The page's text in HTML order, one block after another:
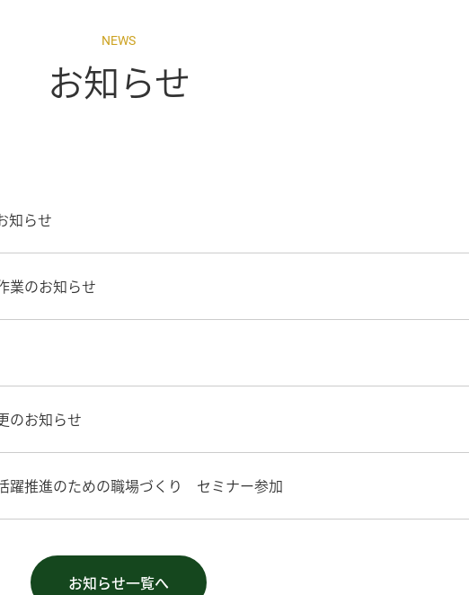
NEWS
お知らせ
知らせ
業のお知らせ
のお知らせ
躍推進のための職場づくり セミナー参加
お知らせ一覧へ